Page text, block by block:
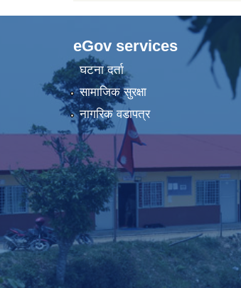
eGov services
घटना दर्ता
सामाजिक सुरक्षा
नागरिक वडापत्र